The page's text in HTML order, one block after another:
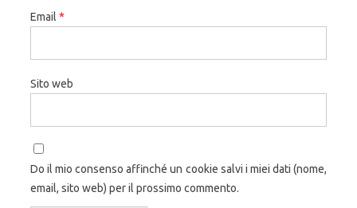
Email *
Sito web
Do il mio consenso affinché un cookie salvi i miei dati (nome,
email, sito web) per il prossimo commento.